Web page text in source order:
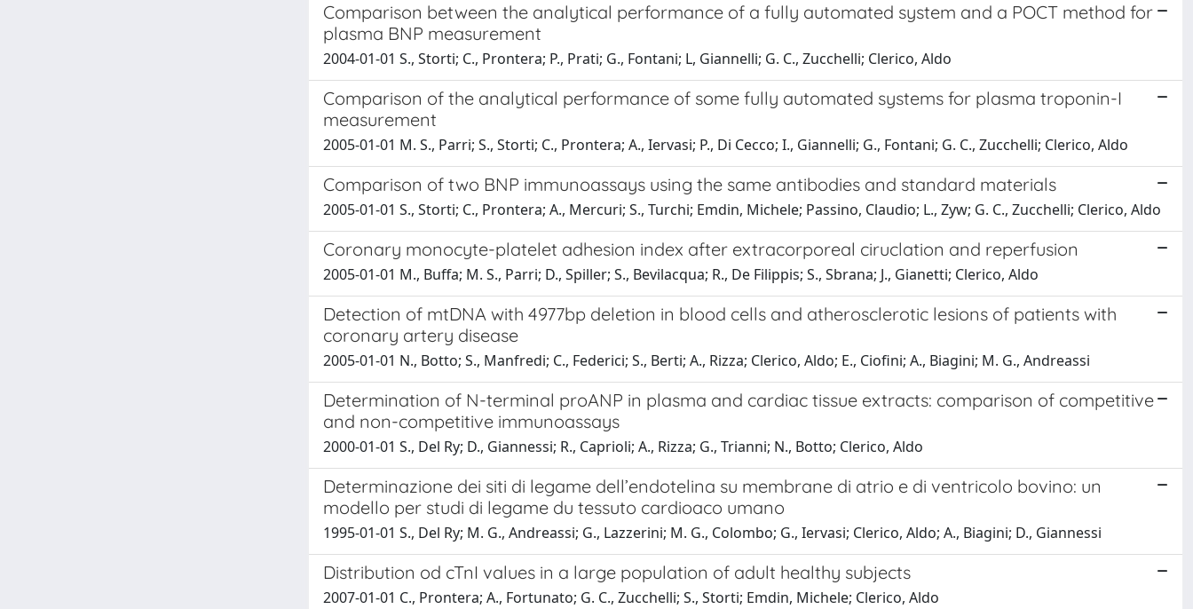
Comparison between the analytical performance of a fully automated system and a POCT method for
plasma BNP measurement
2004-01-01 S., Storti; C., Prontera; P., Prati; G., Fontani; L, Giannelli; G. C., Zucchelli; Clerico, Aldo
Comparison of the analytical performance of some fully automated systems for plasma troponin-I
measurement
2005-01-01 M. S., Parri; S., Storti; C., Prontera; A., Iervasi; P., Di Cecco; I., Giannelli; G., Fontani; G. C., Zucchelli; Clerico, Aldo
Comparison of two BNP immunoassays using the same antibodies and standard materials
2005-01-01 S., Storti; C., Prontera; A., Mercuri; S., Turchi; Emdin, Michele; Passino, Claudio; L., Zyw; G. C., Zucchelli; Clerico, Aldo
Coronary monocyte-platelet adhesion index after extracorporeal ciruclation and reperfusion
2005-01-01 M., Buffa; M. S., Parri; D., Spiller; S., Bevilacqua; R., De Filippis; S., Sbrana; J., Gianetti; Clerico, Aldo
Detection of mtDNA with 4977bp deletion in blood cells and atherosclerotic lesions of patients with
coronary artery disease
2005-01-01 N., Botto; S., Manfredi; C., Federici; S., Berti; A., Rizza; Clerico, Aldo; E., Ciofini; A., Biagini; M. G., Andreassi
Determination of N-terminal proANP in plasma and cardiac tissue extracts: comparison of competitive
and non-competitive immunoassays
2000-01-01 S., Del Ry; D., Giannessi; R., Caprioli; A., Rizza; G., Trianni; N., Botto; Clerico, Aldo
Determinazione dei siti di legame dell’endotelina su membrane di atrio e di ventricolo bovino: un
modello per studi di legame du tessuto cardioaco umano
1995-01-01 S., Del Ry; M. G., Andreassi; G., Lazzerini; M. G., Colombo; G., Iervasi; Clerico, Aldo; A., Biagini; D., Giannessi
Distribution od cTnI values in a large population of adult healthy subjects
2007-01-01 C., Prontera; A., Fortunato; G. C., Zucchelli; S., Storti; Emdin, Michele; Clerico, Aldo